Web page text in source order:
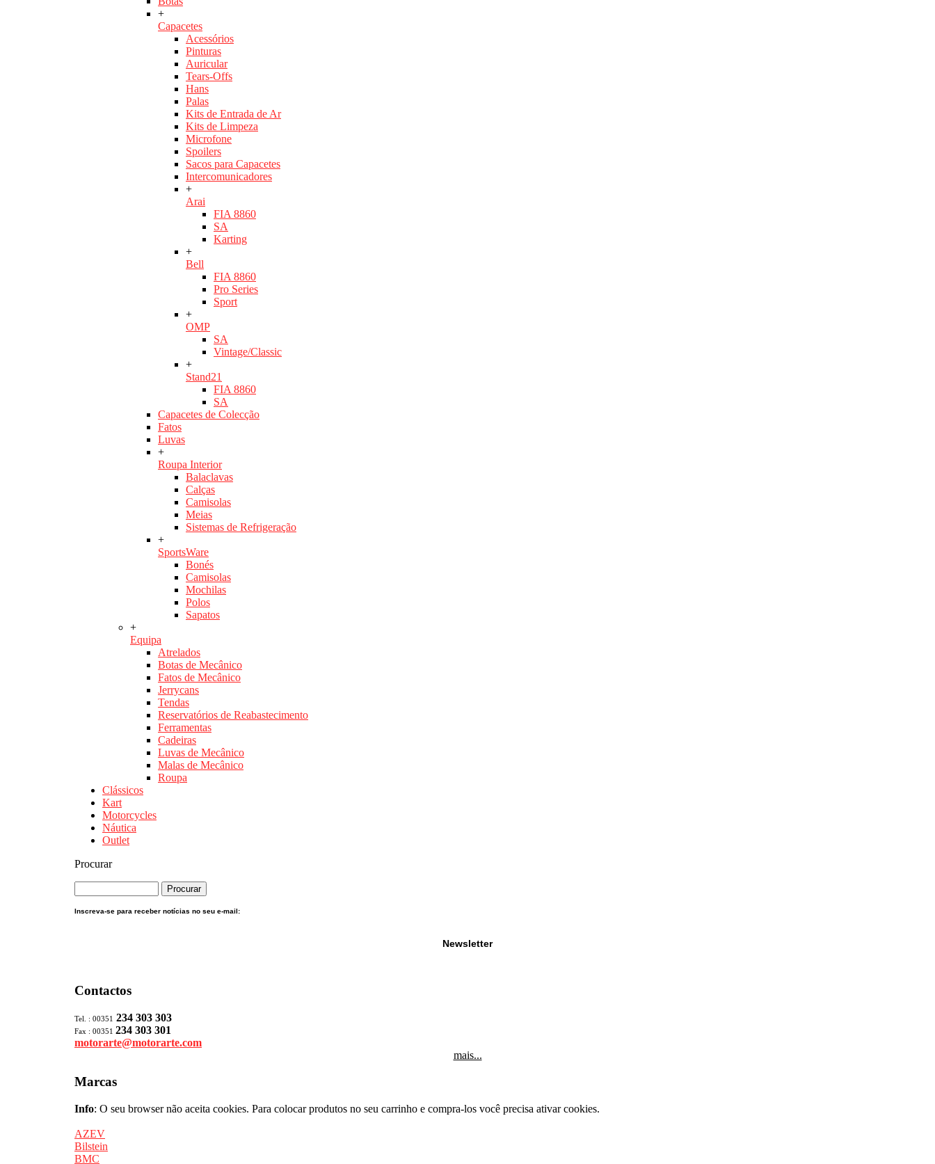
+
Capacetes
Acessórios
Pinturas
Auricular
Tears-Offs
Hans
Palas
Kits de Entrada de Ar
Kits de Limpeza
Microfone
Spoilers
Sacos para Capacetes
Intercomunicadores
+
Arai
FIA 8860
SA
Karting
+
Bell
FIA 8860
Pro Series
Sport
+
OMP
SA
Vintage/Classic
+
Stand21
FIA 8860
SA
Capacetes de Colecção
Fatos
Luvas
+
Roupa Interior
Balaclavas
Calças
Camisolas
Meias
Sistemas de Refrigeração
+
SportsWare
Bonés
Camisolas
Mochilas
Polos
Sapatos
+
Equipa
Atrelados
Botas de Mecânico
Fatos de Mecânico
Jerrycans
Tendas
Reservatórios de Reabastecimento
Ferramentas
Cadeiras
Luvas de Mecânico
Malas de Mecânico
Roupa
Clássicos
Kart
Motorcycles
Náutica
Outlet
Procurar
Inscreva-se para receber notícias no seu e-mail:
Newsletter
Contactos
Tel. : 00351 234 303 303
Fax : 00351 234 303 301
motorarte@motorarte.com
mais...
Marcas
Info: O seu browser não aceita cookies. Para colocar produtos no seu carrinho e compra-los você precisa ativar cookies.
AZEV
Bilstein
BMC